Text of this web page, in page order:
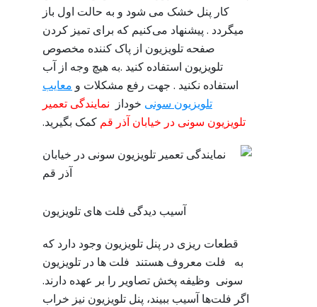
کار پنل خشک می شود و به حالت اول باز
میگردد . پیشنهاد می‌کنیم که برای تمیز کردن
صفحه تلویزیون از پاک کننده مخصوص
تلویزیون استفاده کنید .به هیچ وجه از آب
استفاده نکنید . جهت رفع مشکلات و معایب
تلویزیون سونی خوداز نمایندگی تعمیر
تلویزیون سونی در خیابان آذر قم کمک بگیرید.
آسیب دیدگی فلت های تلویزیون
قطعات ریزی در پنل تلویزیون وجود دارد که
به فلت‌ معروف هستند فلت ها در تلویزیون
سونی وظیفه پخش تصاویر را بر عهده دارند.
اگر فلت‌ها آسیب ببیند، پنل تلویزیون نیز خراب